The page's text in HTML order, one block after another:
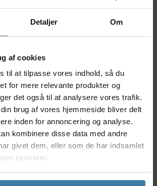
Detaljer Om
af cookies
til at tilpasse vores indhold, så du
for mere relevante produkter og
det også til at analysere vores trafik.
brug af vores hjemmeside bliver delt
inden for annoncering og analyse.
kombinere disse data med andre
givet dem, eller som de har indsamlet
tjenester.
som en tommelfingerregel, da det altid
udvikling der er afgørende for, hvornår
en muskulatur som gør det muligt at
egen hjælp, uden støtte fra en voksen.
komfort bør du vælge en af de